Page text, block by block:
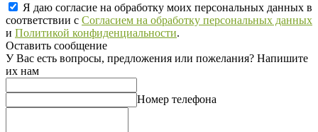
Я даю согласие на обработку моих персональных данных в
соответствии с Согласием на обработку персональных данных
и Политикой конфиденциальности.
Оставить сообщение
У Вас есть вопросы, предложения или пожелания? Напишите
их нам
Номер телефона